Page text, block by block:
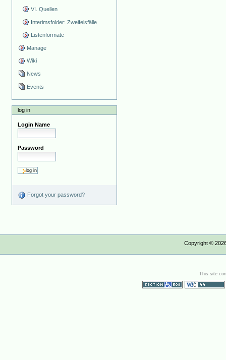
VI. Quellen
Interimsfolder: Zweifelsfälle
Listenformate
Manage
Wiki
News
Events
log in
Login Name
Password
Forgot your password?
Copyright ©
This site